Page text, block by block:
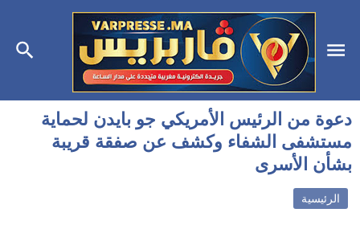
دعوة من الرئيس الأمريكي جو بايدن لحماية
مستشفى الشفاء وكشف عن صفقة قريبة
بشأن الأسرى
الرئيسية